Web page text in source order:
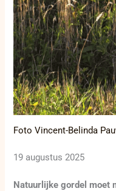
Foto Vincent-Belinda
19 augustus 2025
Natuurlijke gordel moet